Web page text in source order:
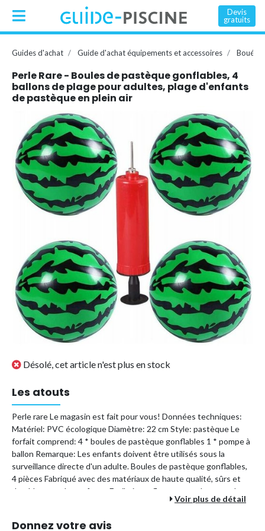
Devis
gratuits
Guides d'achat Guide d'achat équipements et accessoires Bouée,
Perle Rare - Boules de pastèque gonflables, 4
ballons de plage pour adultes, plage d'enfants
de pastèque en plein air
Désolé, cet article n'est plus en stock
Les atouts
Perle rare Le magasin est fait pour vous! Données techniques:
Matériel: PVC écologique Diamètre: 22 cm Style: pastèque Le
forfait comprend: 4 * boules de pastèque gonflables 1 * pompe à
ballon Remarque: Les enfants doivent être utilisés sous la
surveillance directe d'un adulte. Boules de pastèque gonflables,
4 pièces Fabriqué avec des matériaux de haute qualité, sûrs et
durables pour les enfants. Facile à gonfler et peut s'amuser de
l'intérieur. A l'aide de ballons de plage gonflables, vous jouerez en
fête d'anniversaire. Pour les garçons et les s, le ballon de plage
Voir plus de détail
Donnez votre avis